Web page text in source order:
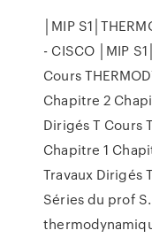
│MIP
- CISCO │MIP
Cours
Chapitre 2
Dirigés T Cours
Chapitre 1
Travaux Dirigés
Séries du prof